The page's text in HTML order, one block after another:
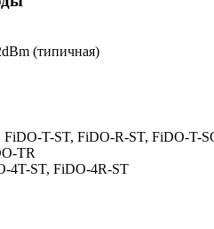
(типичная)
FiDO-T-ST, FiDO-R-ST, FiDO-T-
TR
4T-ST, FiDO-4R-ST